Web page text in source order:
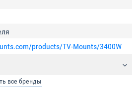
products/TV-Mounts/3400W
все бренды